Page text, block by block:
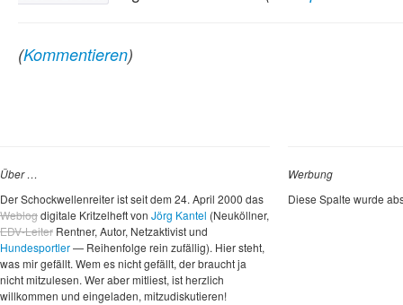
(Kommentieren)
Über …
Der Schockwellenreiter ist seit dem 24. April 2000 das
Weblogdigitale Kritzelheft von Jörg Kantel (Neuköllner,
EDV-Leiter Rentner, Autor, Netzaktivist und
Hundesportler— Reihenfolge rein zufällig). Hier steht,
was mir gefällt. Wem es nicht gefällt, der braucht ja
nicht mitzulesen. Wer aber mitliest, ist herzlich
willkommen und eingeladen, mitzudiskutieren!
Werbung
Diese Spalte wurde